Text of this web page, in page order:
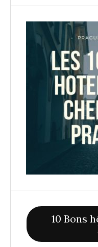
10 Bons